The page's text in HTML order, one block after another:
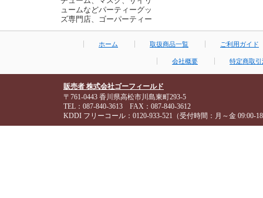
ホーム 取扱商品一覧 ご利用ガイド
会社概要 特定商取
販売者 株式会社ゴーフィールド
〒761-0443 香川県高松市川島東町293-5
TEL：087-840-3613 FAX：087-840-3612
KDDI フリーコール：0120-933-521（受付時間：月～金 09:00-